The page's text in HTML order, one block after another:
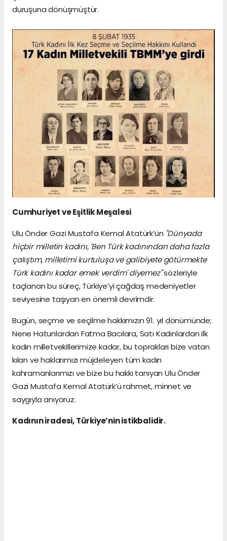
duruşuna dönüşmüştür.
Cumhuriyet ve Eşitlik Meşalesi
Ulu Önder Gazi Mustafa Kemal Atatürk’ün "Dünyada
hiçbir milletin kadını, 'Ben Türk kadınından daha fazla
çalıştım, milletimi kurtuluşa ve galibiyete götürmekte
Türk kadını kadar emek verdim' diyemez"sözleriyle
taçlanan bu süreç, Türkiye’yi çağdaş medeniyetler
seviyesine taşıyan en önemli devrimdir.
Bugün, seçme ve seçilme hakkımızın 91. yıl dönümünde;
Nene Hatunlardan Fatma Bacılara, Satı Kadınlardan ilk
kadın milletvekillerimize kadar, bu toprakları bize vatan
kılan ve haklarımızı müjdeleyen tüm kadın
kahramanlarımızı ve bize bu hakkı tanıyan Ulu Önder
Gazi Mustafa Kemal Atatürk’ü rahmet, minnet ve
saygıyla anıyoruz.
Kadının iradesi, Türkiye’nin istikbalidir.